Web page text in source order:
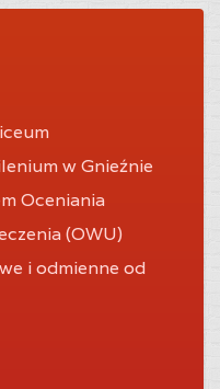
w Gnieźnie
Oceniania
(OWU)
i odmienne od